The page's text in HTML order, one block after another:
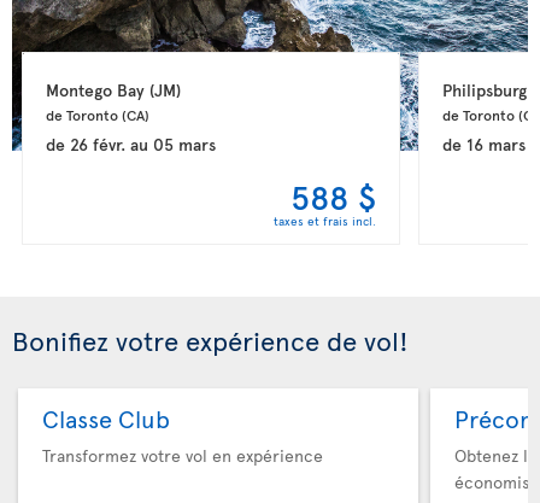
Montego Bay (JM)
de Toronto (CA)
de 26 févr.au 05 mars
588 $
taxes et frais incl.
Philipsburg
de Toronto
de 16 mars
Bonifiez votre expérience de vol!
Classe Club
Transformez votre vol en expérience
Obtenez